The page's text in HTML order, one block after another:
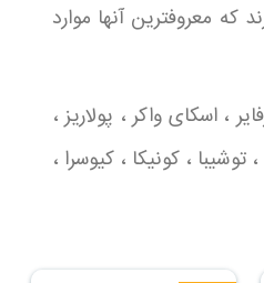
که معروفترین آنها موارد
، اسکای واکر ، پولاریز ،
توشیبا ، کونیکا ، کیوسرا ،